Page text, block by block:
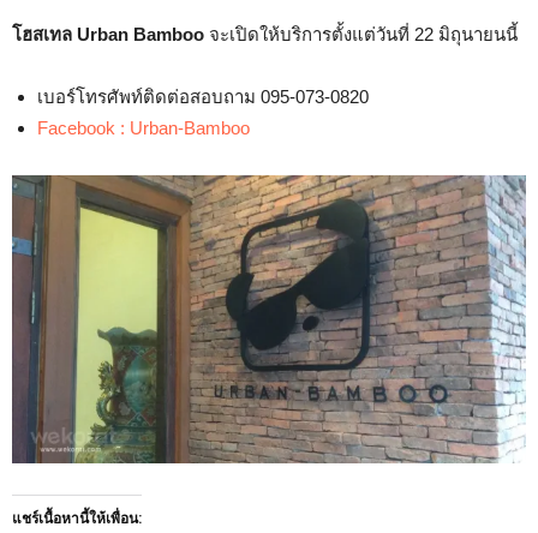
โฮสเทล Urban Bamboo จะเปิดให้บริการตั้งแต่วันที่ 22 มิถุนายนนี้
เบอร์โทรศัพท์ติดต่อสอบถาม 095-073-0820
Facebook : Urban-Bamboo
แชร์เนื้อหานี้ให้เพื่อน: